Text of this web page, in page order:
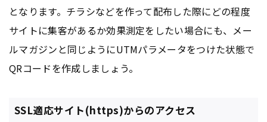
となります。チラシなどを作って配布した際にどの程度
サイトに集客があるか効果測定をしたい場合にも、メー
ルマガジンと同じようにUTMパラメータをつけた状態で
QRコードを作成しましょう。
SSL適応サイト(https)からのアクセス